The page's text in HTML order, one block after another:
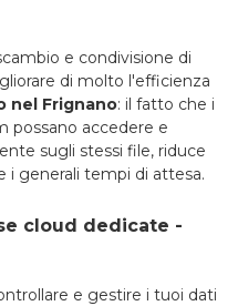
e condivisione di
di molto l'efficienza
nel Frignano: il fatto che i
possano accedere e
sugli stessi file, riduce
i generali tempi di attesa.
cloud dedicate -
e gestire i tuoi dati